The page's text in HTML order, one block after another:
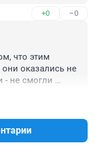
+0 –0
что этим
оказались не
не смогли